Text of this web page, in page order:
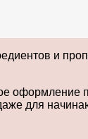
и
оформление
для